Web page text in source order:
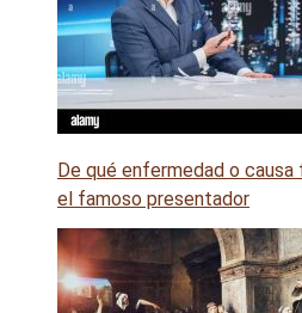
De qué enfermedad o
el famoso presentador